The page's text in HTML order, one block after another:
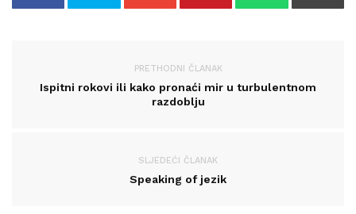
PRETHODNI ČLANAK
Ispitni rokovi ili kako pronaći mir u turbulentnom
razdoblju
SLJEDEĆI ČLANAK
Speaking of jezik